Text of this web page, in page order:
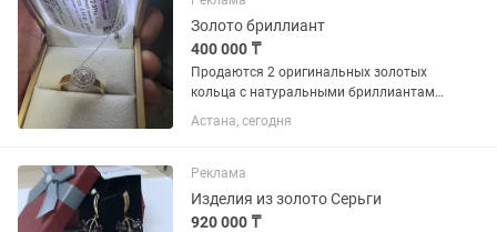
Новое в...
Золото бриллиант
400 000 ₸
Продаются 2 оригинальных золотых
кольца с натуральными бриллиантами
из золота 585 пробы. Размер 17.5
Размер 20 Состояние отличное. В
сертификат, бирка и фирменная...
Астана, сегодня
Реклама
Изделия из золото Серьги
920 000 ₸